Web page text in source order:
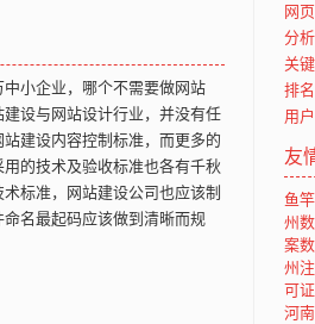
小企业，哪个不需要做网站
设与网站设计行业，并没有任
建设内容控制标准，而更多的
的技术及验收标准也各有千秋
标准，网站建设公司也应该制
名最起码应该做到清晰而规
网页
分析
关
排名
用户
友
鱼
州
案
州
可证
河